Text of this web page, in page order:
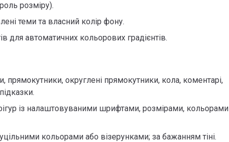
розміру).
теми та власний колір фону.
для автоматичних кольорових градієнтів.
прямокутники, округлені прямокутники, кола, коментарі,
із налаштовуваними шрифтами, розмірами, кольорами
кольорами або візерунками; за бажанням тіні.